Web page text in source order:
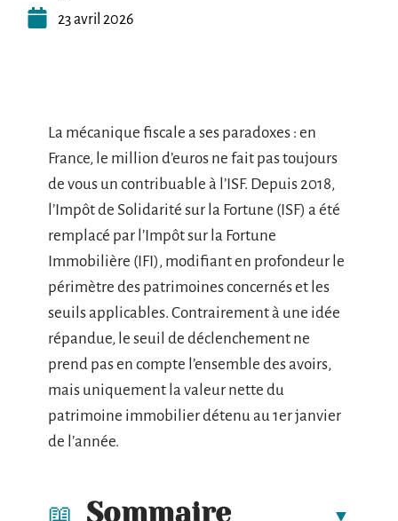
23 avril 2026
La mécanique fiscale a ses paradoxes : en
France, le million d’euros ne fait pas toujours
de vous un contribuable à l’ISF. Depuis 2018,
l’Impôt de Solidarité sur la Fortune (ISF) a été
remplacé par l’Impôt sur la Fortune
Immobilière (IFI), modifiant en profondeur le
périmètre des patrimoines concernés et les
seuils applicables. Contrairement à une idée
répandue, le seuil de déclenchement ne
prend pas en compte l’ensemble des avoirs,
mais uniquement la valeur nette du
patrimoine immobilier détenu au 1er janvier
de l’année.
Sommaire